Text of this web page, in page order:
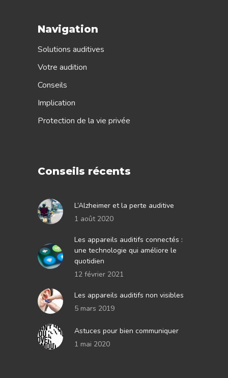
Navigation
Solutions auditives
Votre audition
Conseils
Implication
Protection de la vie privée
Conseils récents
L’Alzheimer et la perte auditive
1 août 2020
Les appareils auditifs connectés :
une technologie qui améliore le
quotidien
12 février 2021
Les appareils auditifs non visibles
5 mars 2019
Astuces pour bien communiquer
1 mai 2020